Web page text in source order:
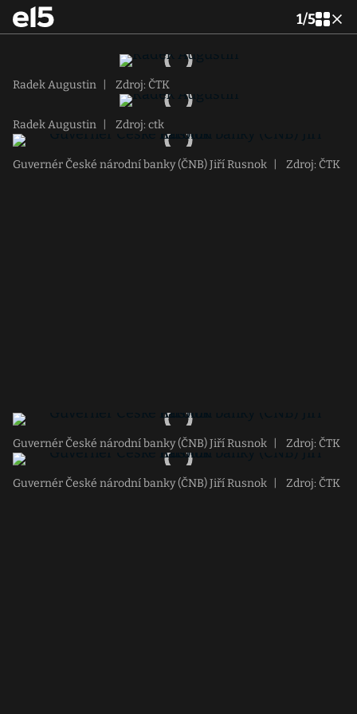
1/5
Radek Augustin Zdroj: ČTK
Radek Augustin Zdroj: ctk
Guvernér České národní banky (ČNB) Jiří Rusnok Zdroj: ČTK
Guvernér České národní banky (ČNB) Jiří Rusnok Zdroj: ČTK
Guvernér České národní banky (ČNB) Jiří Rusnok Zdroj: ČTK